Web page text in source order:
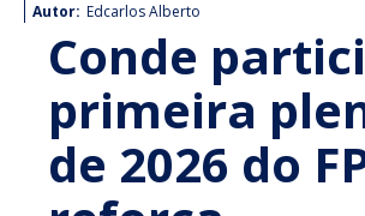
Autor: Edcarlos Alberto
Conde
primeira
de 2026 do